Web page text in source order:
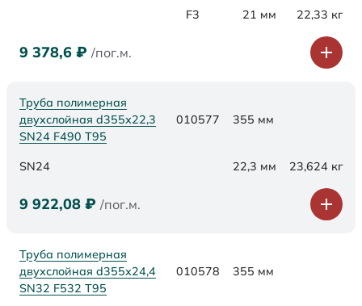
F3 21 мм 22,33 кг
9 378,6 ₽ /пог.м.
Труба полимерная
двухслойная d355х22,3
SN24 F490 Т95
010577 355 мм
SN24 22,3 мм 23,624 кг
9 922,08 ₽ /пог.м.
Труба полимерная
двухслойная d355х24,4
SN32 F532 Т95
010578 355 мм